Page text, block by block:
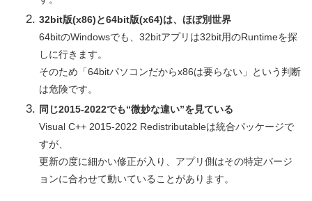
32bit版(x86)と64bit版(x64)は、ほぼ別世界
64bitのWindowsでも、32bitアプリは32bit用のRuntimeを探
しに行きます。
そのため「64bitパソコンだからx86は要らない」という判断
は危険です。
同じ2015-2022でも“微妙な違い”を見ている
Visual C++ 2015-2022 Redistributableは統合パッケージで
すが、
更新の度に細かい修正が入り、アプリ側はその特定バージ
ョンに合わせて動いていることがあります。